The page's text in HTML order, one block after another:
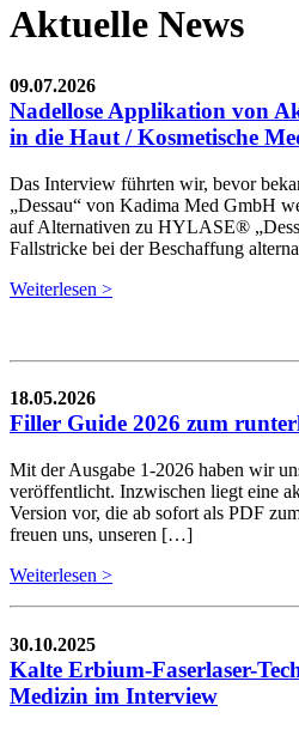
Aktuelle News
09.07.2026
Nadellose Applikation von
in die Haut / Kosmetische
Das Interview führten wir, bevor
„Dessau“ von Kadima Med GmbH
auf Alternativen zu HYLASE®
Fallstricke bei der Beschaffung
Weiterlesen >
18.05.2026
Filler Guide 2026 zum
Mit der Ausgabe 1-2026 haben wir
veröffentlicht. Inzwischen liegt eine
Version vor, die ab sofort als PDF
freuen uns, unseren […]
Weiterlesen >
30.10.2025
Kalte Erbium-Faserlaser-
Medizin im Interview